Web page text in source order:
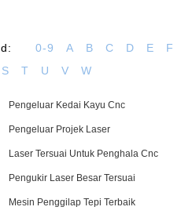
0-9 A B C D E
F
S T U V W
Pengeluar Kedai Kayu Cnc
Pengeluar Projek Laser
Laser Tersuai Untuk Penghala Cnc
Pengukir Laser Besar Tersuai
Mesin Penggilap Tepi Terbaik